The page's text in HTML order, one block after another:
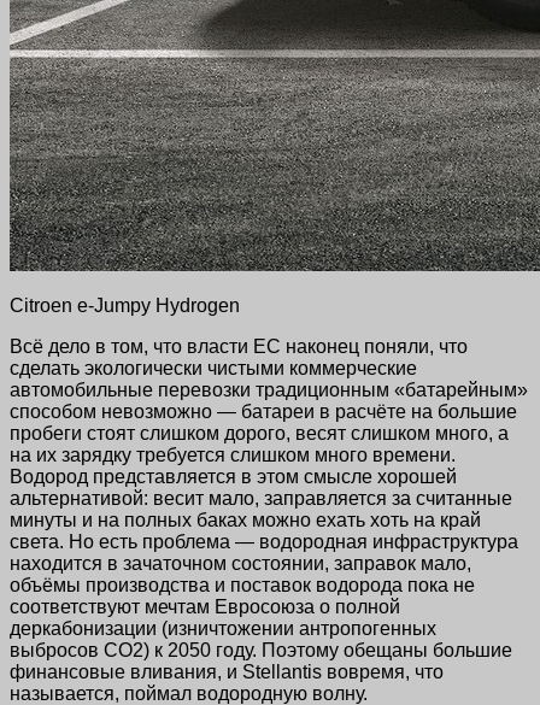
Citroen e-Jumpy Hydrogen
Всё дело в том, что власти ЕС наконец поняли, что
сделать экологически чистыми коммерческие
автомобильные перевозки традиционным «батарейным»
способом невозможно — батареи в расчёте на большие
пробеги стоят слишком дорого, весят слишком много, а
на их зарядку требуется слишком много времени.
Водород представляется в этом смысле хорошей
альтернативой: весит мало, заправляется за считанные
минуты и на полных баках можно ехать хоть на край
света. Но есть проблема — водородная инфраструктура
находится в зачаточном состоянии, заправок мало,
объёмы производства и поставок водорода пока не
соответствуют мечтам Евросоюза о полной
деркабонизации (изничтожении антропогенных
выбросов СО2) к 2050 году. Поэтому обещаны большие
финансовые вливания, и Stellantis вовремя, что
называется, поймал водородную волну.